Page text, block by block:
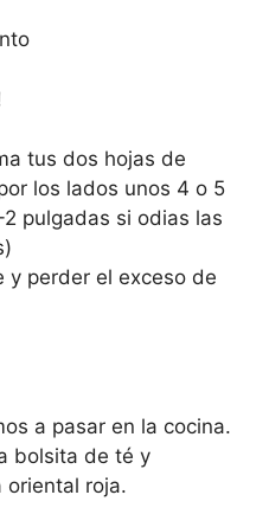
tus dos hojas de
los lados unos 4 o 5
pulgadas si odias las
y perder el exceso de
a pasar en la cocina.
bolsita de té y
oriental roja.